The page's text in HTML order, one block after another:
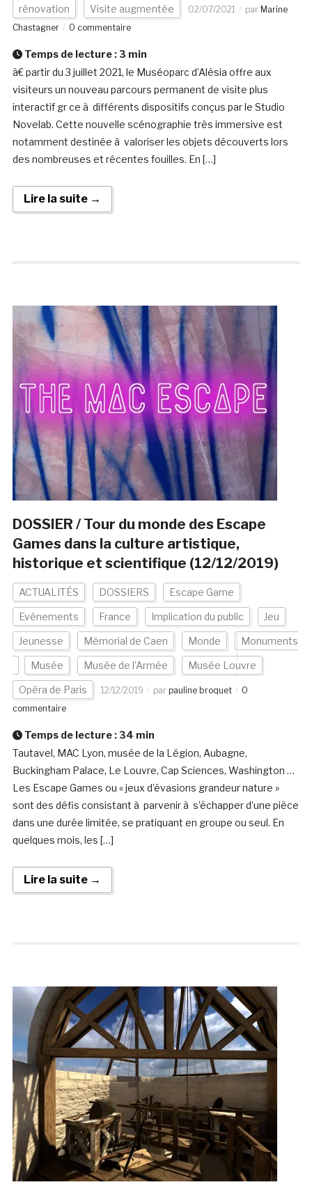
rénovation Visite augmentée 02/07/2021 par Marine
Chastagner
0 commentaire
Temps de lecture : 3 min
à€ partir du 3 juillet 2021, le Muséoparc d’Alésia offre aux
visiteurs un nouveau parcours permanent de visite plus
interactif gr ce à différents dispositifs conçus par le Studio
Novelab. Cette nouvelle scénographie très immersive est
notamment destinée à valoriser les objets découverts lors
des nombreuses et récentes fouilles. En […]
Lire la suite →
DOSSIER / Tour du monde des Escape
Games dans la culture artistique,
historique et scientifique (12/12/2019)
ACTUALITÉS DOSSIERS Escape Game
Evénements France Implication du public Jeu
Jeunesse Mémorial de Caen Monde Monuments
Musée Musée de l'Armée Musée Louvre
Opéra de Paris 12/12/2019 par pauline broquet
0
commentaire
Temps de lecture : 34 min
Tautavel, MAC Lyon, musée de la Légion, Aubagne,
Buckingham Palace, Le Louvre, Cap Sciences, Washington …
Les Escape Games ou « jeux d’évasions grandeur nature »
sont des défis consistant à parvenir à s’échapper d’une pièce
dans une durée limitée, se pratiquant en groupe ou seul. En
quelques mois, les […]
Lire la suite →